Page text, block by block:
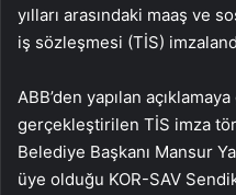
yılları arasındaki maaş ve
iş sözleşmesi (TİS)
ABB’den yapılan
gerçekleştirilen TİS imza
Belediye Başkanı Mansur
üye olduğu KOR-SAV